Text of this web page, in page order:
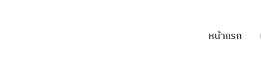
หน้าแรก